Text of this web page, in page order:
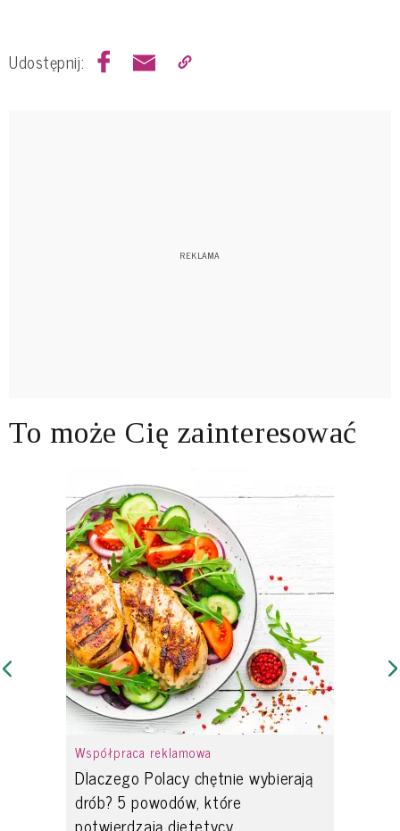
Udostępnij:
To może Cię zainteresować
Współpraca reklamowa
Dlaczego Polacy chętnie wybierają
drób? 5 powodów, które